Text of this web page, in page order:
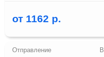
от 1162 р.